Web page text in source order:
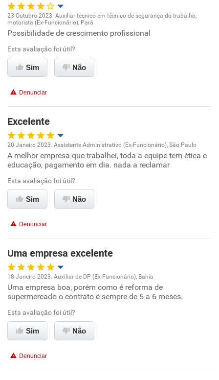
Recomenda a diretoria
Oportunidade de promoção
Ambiente de trabalho
Conciliação com a vida familiar
Recomenda esta empresa
Não recomenda a diretoria
23 Outubro 2023. Auxiliar tecnico em técnico de segurança do trabalho,
motorista (Ex-Funcionário), Pará
Possibilidade de crescimento profissional
Esta avaliação foi útil?
Sim Não
Denunciar
Excelente
Oportunidade de promoção
Ambiente de trabalho
Conciliação com a vida familiar
Recomenda esta empresa
Recomenda a diretoria
20 Janeiro 2023. Assistente Administrativo (Ex-Funcionário), São Paulo
A melhor empresa que trabalhei, toda a equipe tem ética e
educação, pagamento em dia. nada a reclamar
Esta avaliação foi útil?
Sim Não
Denunciar
Uma empresa excelente
Oportunidade de promoção
Ambiente de trabalho
Conciliação com a vida familiar
18 Janeiro 2023. Auxiliar de DP (Ex-Funcionário), Bahia
Uma empresa boa, porém como é reforma de
supermercado o contrato é sempre de 5 a 6 meses.
Esta avaliação foi útil?
Sim Não
Denunciar